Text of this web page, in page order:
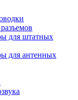
для штатных
для антенных